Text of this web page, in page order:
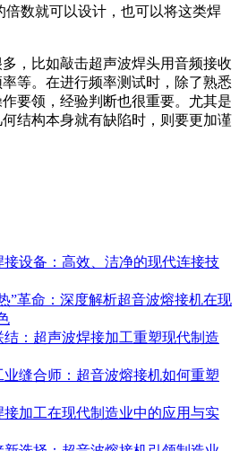
倍数就可以设计，也可以将这类焊
，比如敲击超声波焊头用音频接收
等。在进行频率测试时，除了熟悉
要领，经验判断也很重要。尤其是
结构本身就有缺陷时，则要更加谨
接设备：高效、洁净的现代连接技
”革命：深度解析超音波熔接机在现
结：超声波焊接加工重塑现代制造
业缝合师：超音波熔接机如何重塑
接加工在现代制造业中的应用与实